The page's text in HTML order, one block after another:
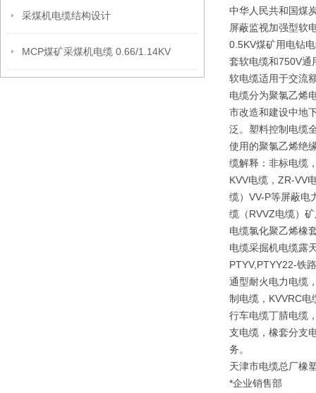
采煤机电缆结构设计
MCP煤矿采煤机电缆 0.66/1.14KV
中华人民共和国煤
屏蔽监视加强型软
0.5KV煤矿用电钻
套软电缆和750V通
软电缆适用于交流
电缆分为聚氯乙烯
市改造和建设中地
泛。塑料控制电缆
使用的聚氯乙烯绝
缆解释：非标电缆
KVV电缆，ZR-VV
缆）VV-P等屏蔽电
缆（RVVZ电缆）
电缆氯化聚乙烯橡
电缆采掘机电缆露
PTYV,PTYY22-铁
通型耐火电力电缆
制电缆，KVVRC
行车电缆丁腈电缆
支电缆，橡套分支
务。
天津市电缆总厂橡
*企业销售部